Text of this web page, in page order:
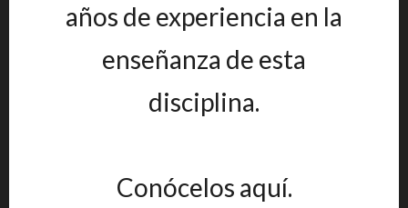
años de experiencia en la
enseñanza de esta
disciplina.
Conócelos aquí.